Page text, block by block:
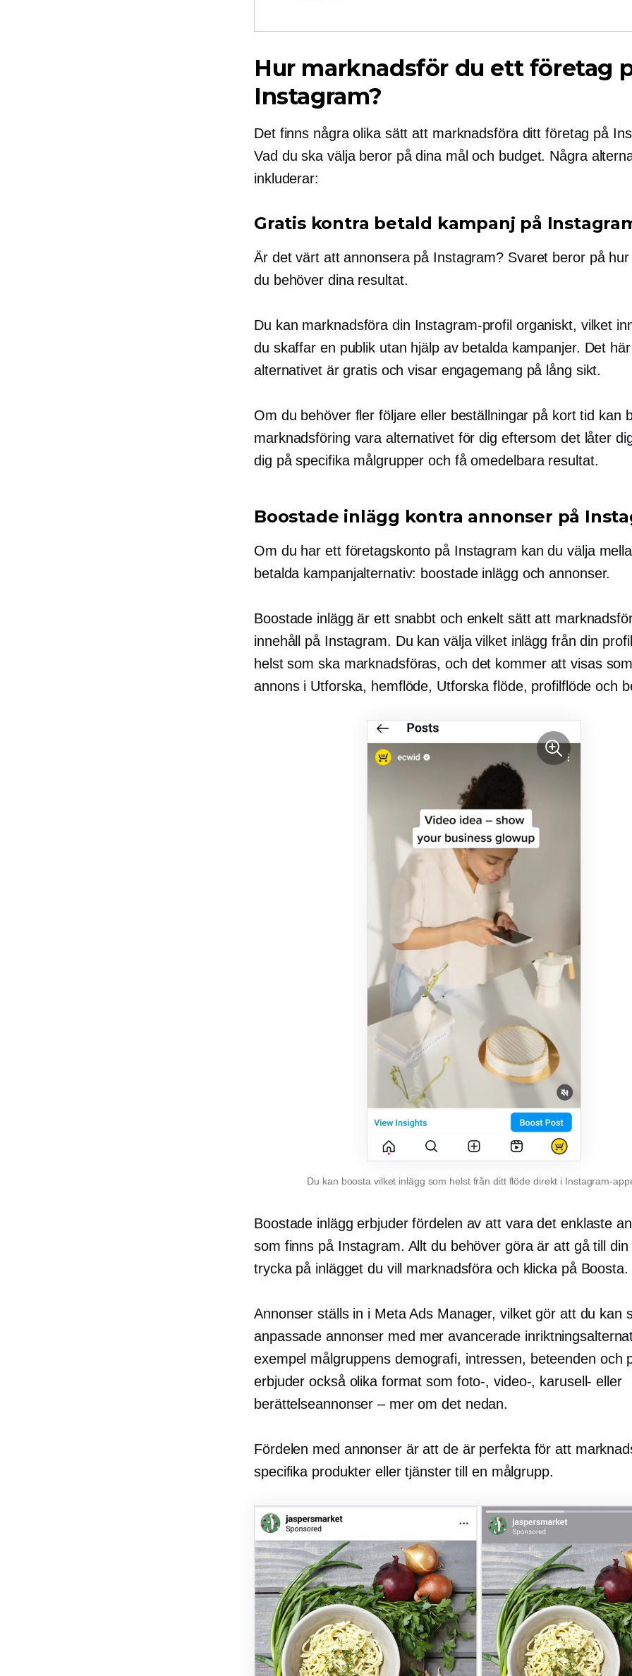
Hur marknadsför du ett företag
Instagram?
Det finns några olika sätt att marknadsföra ditt företag på
Vad du ska välja beror på dina mål och budget. Några
inkluderar:
Gratis kontra betald kampanj på
Är det värt att annonsera på Instagram? Svaret beror på
du behöver dina resultat.
Du kan marknadsföra din Instagram-profil organiskt, vilket
du skaffar en publik utan hjälp av betalda kampanjer. Det här
alternativet är gratis och visar engagemang på lång sikt.
Om du behöver fler följare eller beställningar på kort tid kan
marknadsföring vara alternativet för dig eftersom det låter
dig på specifika målgrupper och få omedelbara resultat.
Boostade inlägg kontra annonser på
Om du har ett företagskonto på Instagram kan du välja
betalda kampanjalternativ: boostade inlägg och annonser.
Boostade inlägg är ett snabbt och enkelt sätt att
innehåll på Instagram. Du kan välja vilket inlägg från din
helst som ska marknadsföras, och det kommer att visas
annons i Utforska, hemflöde, Utforska flöde, profilflöde och
Du kan boosta vilket inlägg som helst från ditt flöde direkt i Instagram-
Boostade inlägg erbjuder fördelen av att vara det enklaste
som finns på Instagram. Allt du behöver göra är att gå till din
trycka på inlägget du vill marknadsföra och klicka på Boosta.
Annonser ställs in i Meta Ads Manager, vilket gör att du kan
anpassade annonser med mer avancerade
exempel målgruppens demografi, intressen, beteenden och
erbjuder också olika format som foto-, video-, karusell- eller
berättelseannonser – mer om det nedan.
Fördelen med annonser är att de är perfekta för att
specifika produkter eller tjänster till en målgrupp.